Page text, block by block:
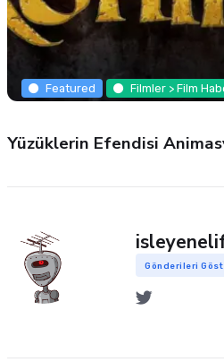
Featured Filmler > Film
Yüzüklerin Efendisi
Gönderileri